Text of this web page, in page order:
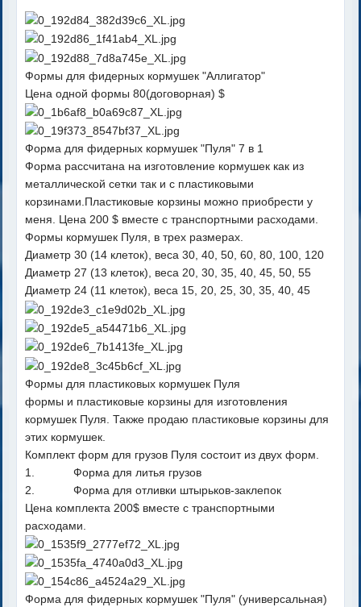
Формы для фидерных кормушек "Аллигатор"
Цена одной формы 80(договорная) $
Форма для фидерных кормушек "Пуля" 7 в 1
Форма рассчитана на изготовление кормушек как из
металлической сетки так и с пластиковыми
корзинами.Пластиковые корзины можно приобрести у
меня. Цена 200 $ вместе с транспортными расходами.
Формы кормушек Пуля, в трех размерах.
Диаметр 30 (14 клеток), веса 30, 40, 50, 60, 80, 100, 120
Диаметр 27 (13 клеток), веса 20, 30, 35, 40, 45, 50, 55
Диаметр 24 (11 клеток), веса 15, 20, 25, 30, 35, 40, 45
Формы для пластиковых кормушек Пуля
формы и пластиковые корзины для изготовления
кормушек Пуля. Также продаю пластиковые корзины для
этих кормушек.
Комплект форм для грузов Пуля состоит из двух форм.
1. Форма для литья грузов
2. Форма для отливки штырьков-заклепок
Цена комплекта 200$ вместе с транспортными
расходами.
Форма для фидерных кормушек "Пуля" (универсальная)